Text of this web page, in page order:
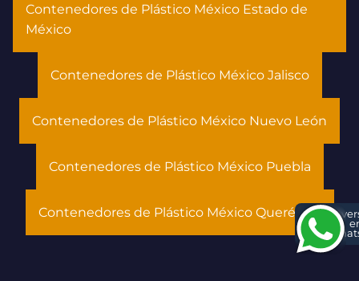
Contenedores de Plástico México Estado de
México
Contenedores de Plástico México Jalisco
Contenedores de Plástico México Nuevo León
Contenedores de Plástico México Puebla
Contenedores de Plástico México Querétaro